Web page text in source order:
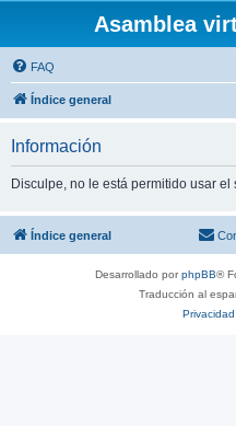
Asamblea
FAQ
Índice general
Información
Disculpe, no le está permitido usar
Índice general
Desarrollado porphpBB®
Traducción al
Privacidad